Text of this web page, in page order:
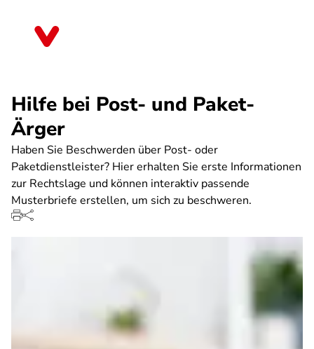
Hilfe bei Post- und Paket-
Ärger
Haben Sie Beschwerden über Post- oder
Paketdienstleister? Hier erhalten Sie erste Informationen
zur Rechtslage und können interaktiv passende
Musterbriefe erstellen, um sich zu beschweren.